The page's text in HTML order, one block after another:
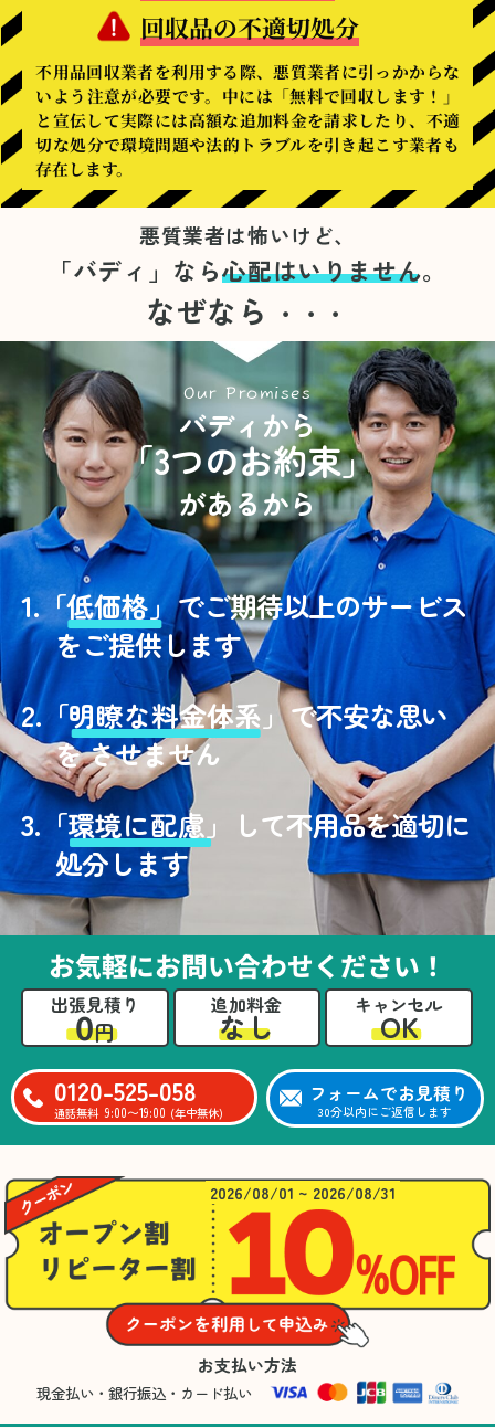
回収品の不適切処分
不用品回収業者を利用する際、悪質業者に引っかからな
いよう注意が必要です。中には「無料で回収します！」
と宣伝して実際には高額な追加料金を請求したり、不適
切な処分で環境問題や法的トラブルを引き起こす業者も
存在します。
悪質業者は怖いけど、
「バディ」なら心配はいりません。
なぜなら ・・・
Our Promises
バディから
「3つのお約束」
があるから
1.「低価格」でご期待以上のサービス
をご提供します
2.「明瞭な料金体系」で不安な思い
を させません
3. 「環境に配慮」
して不用品を適切に
処分します
お気軽にお問い合わせください！
出張見積り
0円
追加料金
なし
キャンセル
OK
0120-525-058
通話無料 9:00〜19:00 (年中無休)
フォームでお見積り
30分以内にご返信します
2026/08/01 ~ 2026/08/31
お支払い方法
現金払い・銀行振込・カード払い